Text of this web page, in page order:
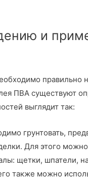
и
правильно
ПВА существуют
выглядит так:
грунтовать,
Для этого
щетки, шпатели,
также можно